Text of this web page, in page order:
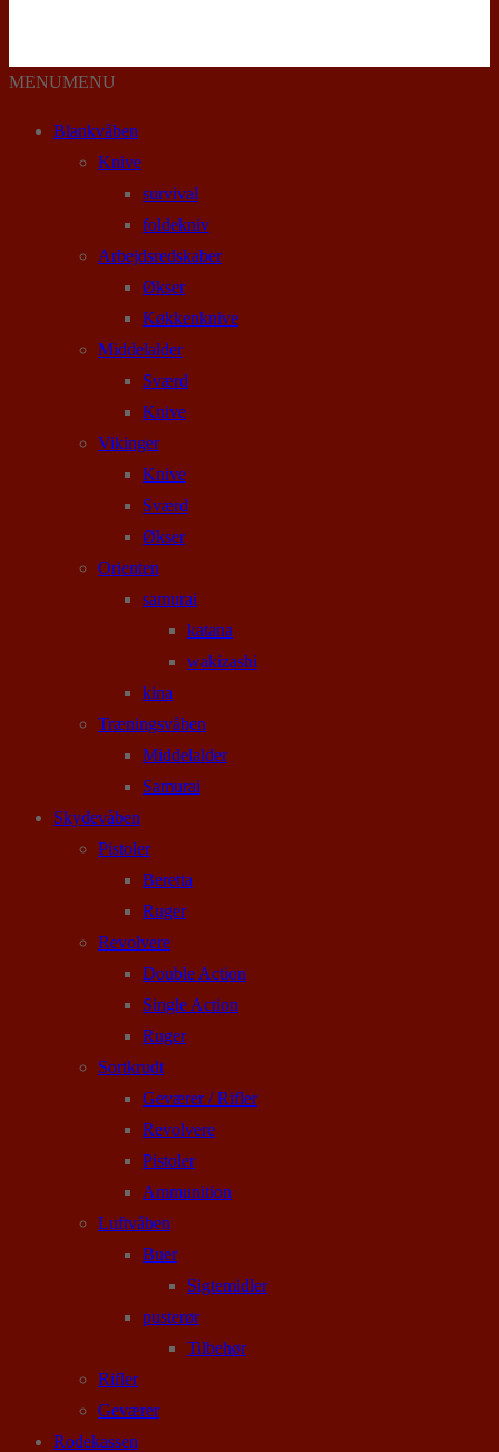
MENUMENU
Blankvåben
Knive
survival
foldekniv
Arbejdsredskaber
Økser
Køkkenknive
Middelalder
Sværd
Knive
Vikinger
Knive
Sværd
Økser
Orienten
samurai
katana
wakizashi
kina
Træningsvåben
Middelalder
Samurai
Skydevåben
Pistoler
Beretta
Ruger
Revolvere
Double Action
Single Action
Ruger
Sortkrudt
Geværer / Rifler
Revolvere
Pistoler
Ammunition
Luftvåben
Buer
Sigtemidler
pusterør
Tilbehør
Rifler
Geværer
Rodekassen